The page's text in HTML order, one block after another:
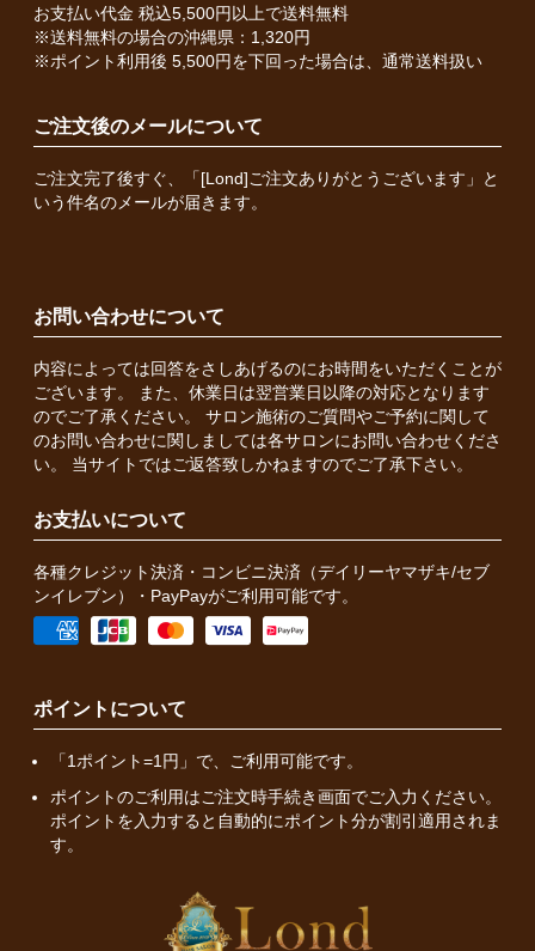
お支払い代金 税込5,500円以上で送料無料
※送料無料の場合の沖縄県：1,320円
※ポイント利用後 5,500円を下回った場合は、通常送料扱い
ご注文後のメールについて
ご注文完了後すぐ、「[Lond]ご注文ありがとうございます」と
いう件名のメールが届きます。
お問い合わせについて
内容によっては回答をさしあげるのにお時間をいただくことが
ございます。 また、休業日は翌営業日以降の対応となります
のでご了承ください。 サロン施術のご質問やご予約に関して
のお問い合わせに関しましては各サロンにお問い合わせくださ
い。 当サイトではご返答致しかねますのでご了承下さい。
お支払いについて
各種クレジット決済・コンビニ決済（デイリーヤマザキ/セブ
ンイレブン）・PayPayがご利用可能です。
ポイントについて
「1ポイント=1円」で、ご利用可能です。
ポイントのご利用はご注文時手続き画面でご入力ください。
ポイントを入力すると自動的にポイント分が割引適用されま
す。